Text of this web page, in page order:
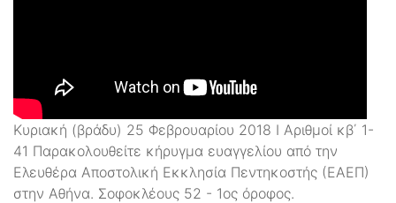
Κυριακή (βράδυ) 25 Φεβρουαρίου 2018 Ι Αριθμοί κβ΄ 1-
41 Παρακολουθείτε κήρυγμα ευαγγελίου από την
Ελευθέρα Αποστολική Εκκλησία Πεντηκοστής (ΕΑΕΠ)
στην Αθήνα. Σοφοκλέους 52 - 1ος όροφος.